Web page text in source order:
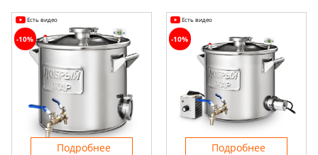
Есть видео
-10%
Подробнее
Есть видео
-10%
Подробнее